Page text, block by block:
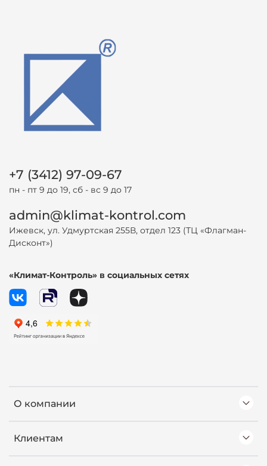
О компании
Клиентам
+7 (3412) 97-09-67
пн - пт 9 до 19, сб - вс 9 до 17
admin@klimat-kontrol.com
Ижевск, ул. Удмуртская 255В, отдел 123 (ТЦ «Флагман-
Дисконт»)
«Климат-Контроль» в социальных сетях